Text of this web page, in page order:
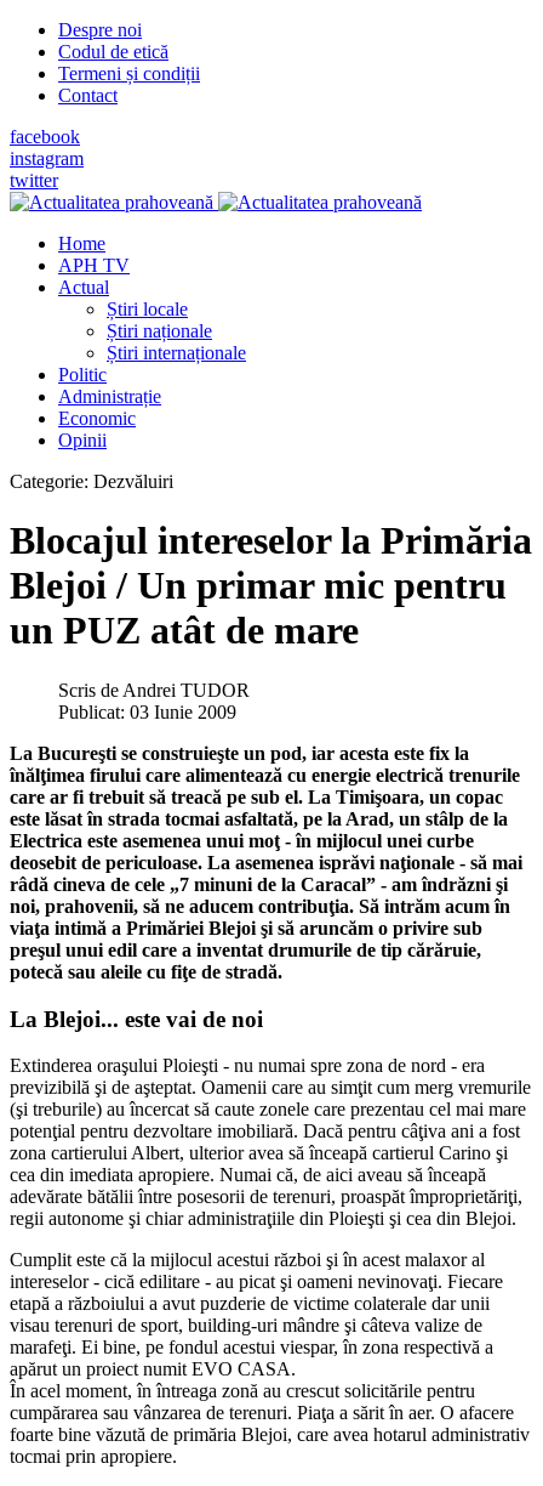
Despre noi
Codul de etică
Termeni și condiții
Contact
facebook
instagram
twitter
Home
APH TV
Actual
Știri locale
Știri naționale
Știri internaționale
Politic
Administrație
Economic
Opinii
Categorie: Dezvăluiri
Blocajul intereselor la Primăria
Blejoi / Un primar mic pentru
un PUZ atât de mare
Scris de Andrei TUDOR
Publicat: 03 Iunie 2009
La Bucureşti se construieşte un pod, iar acesta este fix la
înălţimea firului care alimentează cu energie electrică trenurile
care ar fi trebuit să treacă pe sub el. La Timişoara, un copac
este lăsat în strada tocmai asfaltată, pe la Arad, un stâlp de la
Electrica este asemenea unui moţ - în mijlocul unei curbe
deosebit de periculoase. La asemenea isprăvi naţionale - să mai
râdă cineva de cele „7 minuni de la Caracal” - am îndrăzni şi
noi, prahovenii, să ne aducem contribuţia. Să intrăm acum în
viaţa intimă a Primăriei Blejoi şi să aruncăm o privire sub
preşul unui edil care a inventat drumurile de tip cărăruie,
potecă sau aleile cu fiţe de stradă.
La Blejoi... este vai de noi
Extinderea oraşului Ploieşti - nu numai spre zona de nord - era
previzibilă şi de aşteptat. Oamenii care au simţit cum merg vremurile
(şi treburile) au încercat să caute zonele care prezentau cel mai mare
potenţial pentru dezvoltare imobiliară. Dacă pentru câţiva ani a fost
zona cartierului Albert, ulterior avea să înceapă cartierul Carino şi
cea din imediata apropiere. Numai că, de aici aveau să înceapă
adevărate bătălii între posesorii de terenuri, proaspăt împroprietăriţi,
regii autonome şi chiar administraţiile din Ploieşti şi cea din Blejoi.
Cumplit este că la mijlocul acestui război şi în acest malaxor al
intereselor - cică edilitare - au picat şi oameni nevinovaţi. Fiecare
etapă a războiului a avut puzderie de victime colaterale dar unii
visau terenuri de sport, building-uri mândre şi câteva valize de
marafeţi. Ei bine, pe fondul acestui viespar, în zona respectivă a
apărut un proiect numit EVO CASA.
În acel moment, în întreaga zonă au crescut solicitările pentru
cumpărarea sau vânzarea de terenuri. Piaţa a sărit în aer. O afacere
foarte bine văzută de primăria Blejoi, care avea hotarul administrativ
tocmai prin apropiere.